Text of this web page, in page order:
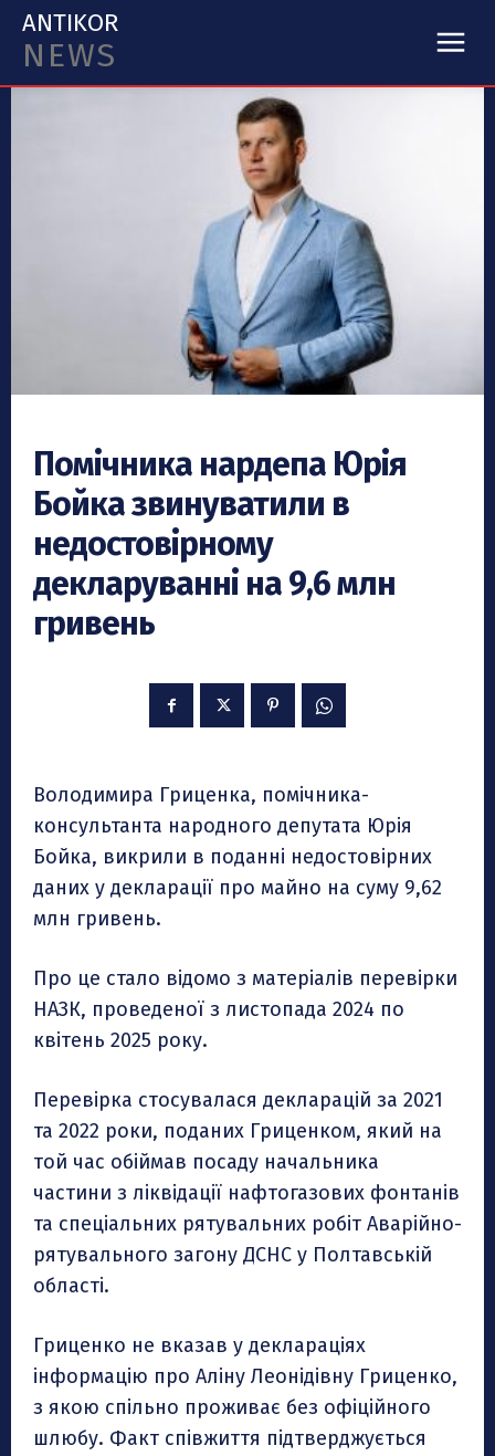
ANTIKOR
NEWS
Помічника нардепа Юрія
Бойка звинуватили в
недостовірному
декларуванні на 9,6 млн
гривень
Володимира Гриценка, помічника-
консультанта народного депутата Юрія
Бойка, викрили в поданні недостовірних
даних у декларації про майно на суму 9,62
млн гривень.
Про це стало відомо з матеріалів перевірки
НАЗК, проведеної з листопада 2024 по
квітень 2025 року.
Перевірка стосувалася декларацій за 2021
та 2022 роки, поданих Гриценком, який на
той час обіймав посаду начальника
частини з ліквідації нафтогазових фонтанів
та спеціальних рятувальних робіт Аварійно-
рятувального загону ДСНС у Полтавській
області.
Гриценко не вказав у деклараціях
інформацію про Аліну Леонідівну Гриценко,
з якою спільно проживає без офіційного
шлюбу. Факт співжиття підтверджується